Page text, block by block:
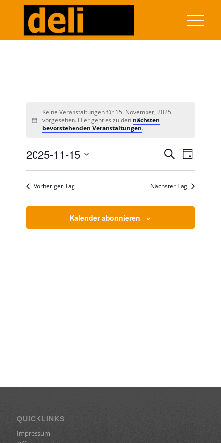
Veranstaltungen
für
November,
2025
Hinweis
Keine Veranstaltungen für 15. November, 2025
vorgesehen. Hier geht es zu den nächsten
bevorstehenden Veranstaltungen.
Suche
und
SucheTag
2025-11-15
Vorheriger Tag
Nächster Tag
Kalender abonnieren
QUICKLINKS
Impressum